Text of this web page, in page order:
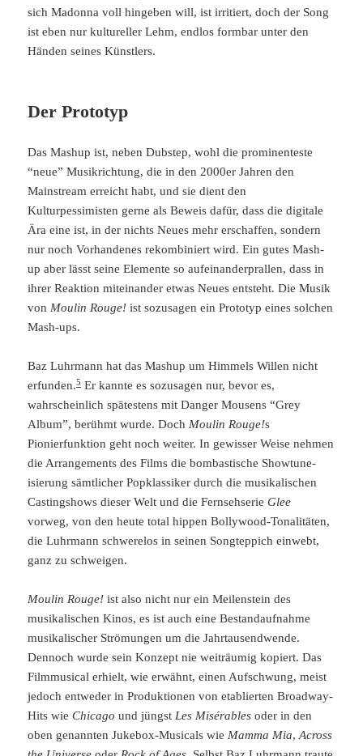
sich Madonna voll hingeben will, ist irritiert, doch der Song
ist eben nur kultureller Lehm, endlos formbar unter den
Händen seines Künstlers.
Der Prototyp
Das Mashup ist, neben Dubstep, wohl die prominenteste
“neue” Musikrichtung, die in den 2000er Jahren den
Mainstream erreicht habt, und sie dient den
Kulturpessimisten gerne als Beweis dafür, dass die digitale
Ära eine ist, in der nichts Neues mehr erschaffen, sondern
nur noch Vorhandenes rekombiniert wird. Ein gutes Mash-
up aber lässt seine Elemente so aufeinanderprallen, dass in
ihrer Reaktion miteinander etwas Neues entsteht. Die Musik
von Moulin Rouge! ist sozusagen ein Prototyp eines solchen
Mash-ups.
Baz Luhrmann hat das Mashup um Himmels Willen nicht
erfunden.5 Er kannte es sozusagen nur, bevor es,
wahrscheinlich spätestens mit Danger Mousens “Grey
Album”, berühmt wurde. Doch Moulin Rouge!s
Pionierfunktion geht noch weiter. In gewisser Weise nehmen
die Arrangements des Films die bombastische Showtune-
isierung sämtlicher Popklassiker durch die musikalischen
Castingshows dieser Welt und die FernsehserieGlee
vorweg, von den heute total hippen Bollywood-Tonalitäten,
die Luhrmann schwerelos in seinen Songteppich einwebt,
ganz zu schweigen.
Moulin Rouge! ist also nicht nur ein Meilenstein des
musikalischen Kinos, es ist auch eine Bestandaufnahme
musikalischer Strömungen um die Jahrtausendwende.
Dennoch wurde sein Konzept nie weiträumig kopiert. Das
Filmmusical erhielt, wie erwähnt, einen Aufschwung, meist
jedoch entweder in Produktionen von etablierten Broadway-
Hits wieChicago und jüngst Les Misérables oder in den
oben genannten Jukebox-Musicals wie Mamma Mia,Across